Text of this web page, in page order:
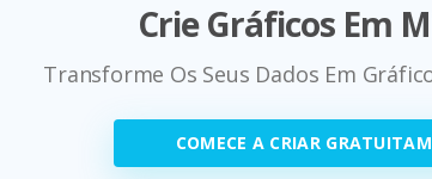
Crie Gráficos Em
Transforme Os Seus Dados Em
COMECE A CRIAR